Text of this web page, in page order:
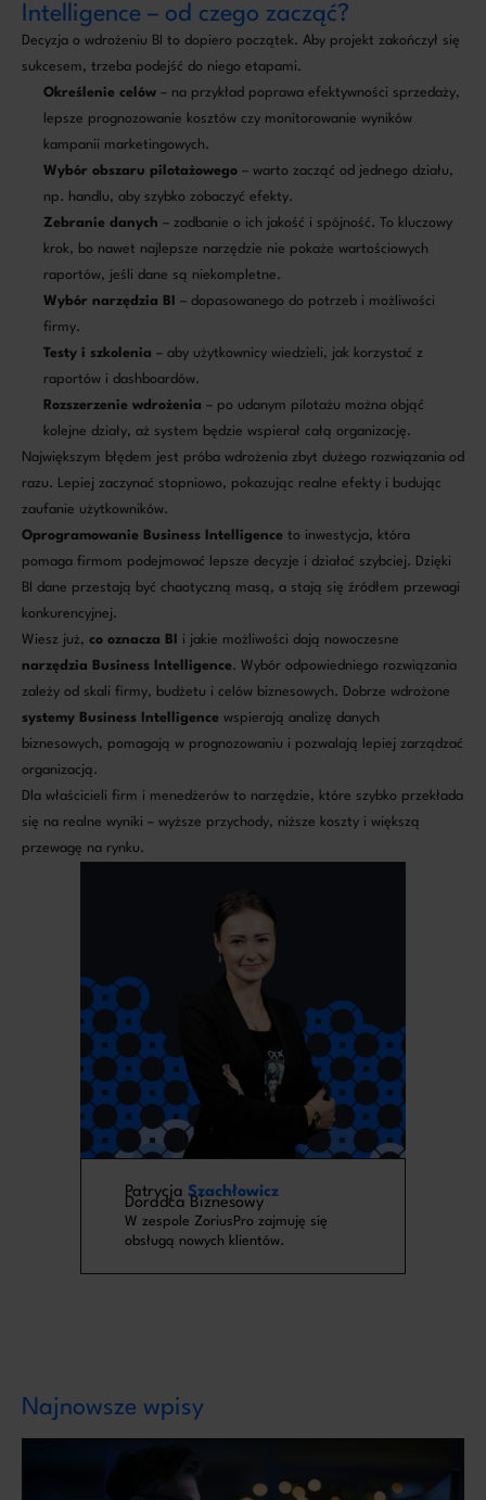
Intelligence – od czego zacząć?
Decyzja o wdrożeniu BI to dopiero początek. Aby projekt zakończył się
sukcesem, trzeba podejść do niego etapami.
Określenie celów – na przykład poprawa efektywności sprzedaży,
lepsze prognozowanie kosztów czy monitorowanie wyników
kampanii marketingowych.
Wybór obszaru pilotażowego – warto zacząć od jednego działu,
np. handlu, aby szybko zobaczyć efekty.
Zebranie danych – zadbanie o ich jakość i spójność. To kluczowy
krok, bo nawet najlepsze narzędzie nie pokaże wartościowych
raportów, jeśli dane są niekompletne.
Wybór narzędzia BI
– dopasowanego do potrzeb i możliwości
firmy.
Testy i szkolenia – aby użytkownicy wiedzieli, jak korzystać z
raportów i dashboardów.
Rozszerzenie wdrożenia – po udanym pilotażu można objąć
kolejne działy, aż system będzie wspierał całą organizację.
Największym błędem jest próba wdrożenia zbyt dużego rozwiązania od
razu. Lepiej zaczynać stopniowo, pokazując realne efekty i budując
zaufanie użytkowników.
Oprogramowanie Business Intelligence to inwestycja, która
pomaga firmom podejmować lepsze decyzje i działać szybciej. Dzięki
BI dane przestają być chaotyczną masą, a stają się źródłem przewagi
konkurencyjnej.
Wiesz już, co oznacza BI
i jakie możliwości dają nowoczesne
narzędzia Business Intelligence. Wybór odpowiedniego rozwiązania
zależy od skali firmy, budżetu i celów biznesowych. Dobrze wdrożone
systemy Business Intelligence wspierają analizę danych
biznesowych, pomagają w prognozowaniu i pozwalają lepiej zarządzać
organizacją.
Dla właścicieli firm i menedżerów to narzędzie, które szybko przekłada
się na realne wyniki – wyższe przychody, niższe koszty i większą
przewagę na rynku.
Patrycja Szachłowicz
Doradca Biznesowy
W zespole ZoriusPro zajmuję się
obsługą nowych klientów.
Najnowsze wpisy